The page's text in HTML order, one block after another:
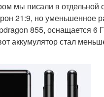
мы писали в отдельной
21:9, но уменьшенное
855, оснащается 6
аккумулятор стал